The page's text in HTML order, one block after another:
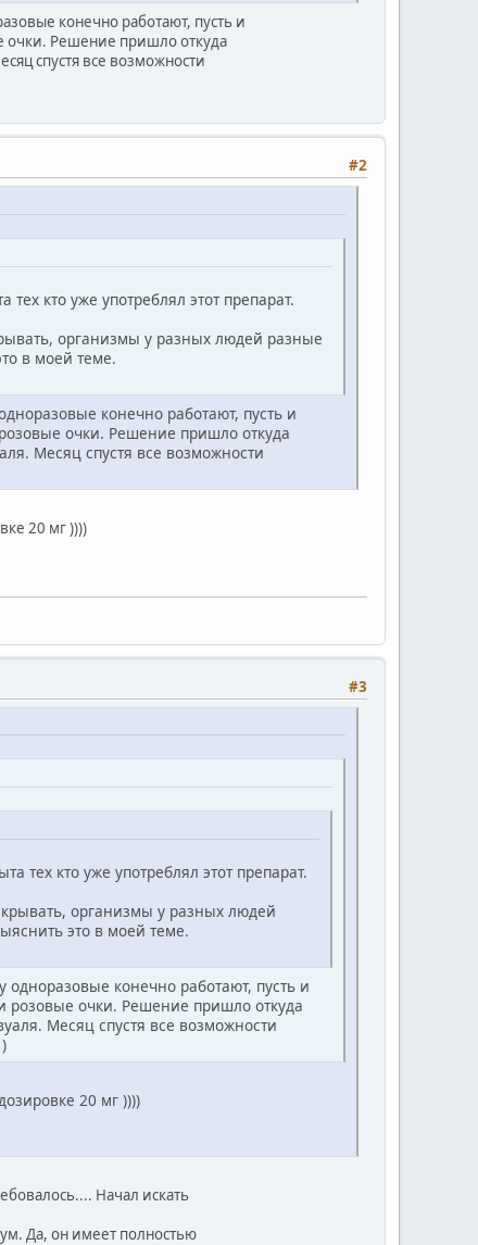
конечно работают, пусть и
очки. Решение пришло откуда
спустя все возможности
#2
кто уже употреблял этот препарат.
организмы у разных людей разные
в моей теме.
конечно работают, пусть и
очки. Решение пришло откуда
Месяц спустя все возможности
20 мг ))))
#3
тех кто уже употреблял этот препарат.
организмы у разных людей
это в моей теме.
конечно работают, пусть и
розовые очки. Решение пришло откуда
Месяц спустя все возможности
20 мг ))))
Начал искать
Да, он имеет полностью